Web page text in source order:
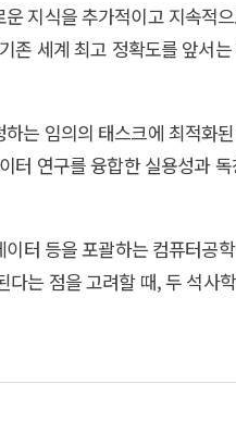
지식을 추가적이고 지속적
존 세계 최고 정확도를 앞서
는 임의의 태스크에 최적화
터 연구를 융합한 실용성과
터 등을 포괄하는 컴퓨터공
다는 점을 고려할 때, 두 석사